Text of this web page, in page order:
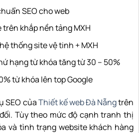
SEO cho web
khắp nền tảng MXH
thống site vệ tinh + MXH
hạng từ khóa tăng từ 30 – 50%
từ khóa lên top Google
SEO củaThiết kế web Đà Nẵngtrên
Tùy theo mức độ cạnh tranh thị
và tình trạng website khách hàng